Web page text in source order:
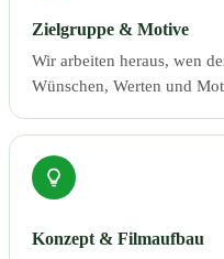
Zielgruppe & Motive
Wir arbeiten heraus, wen
Wünschen, Werten und
Konzept & Filmaufbau